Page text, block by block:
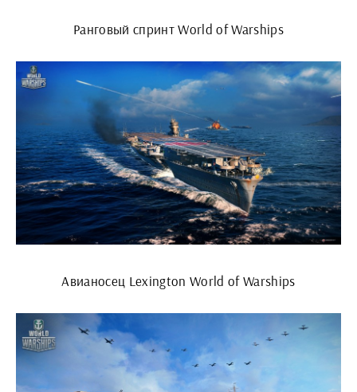
Ранговый спринт World of Warships
Авианосец Lexington World of Warships